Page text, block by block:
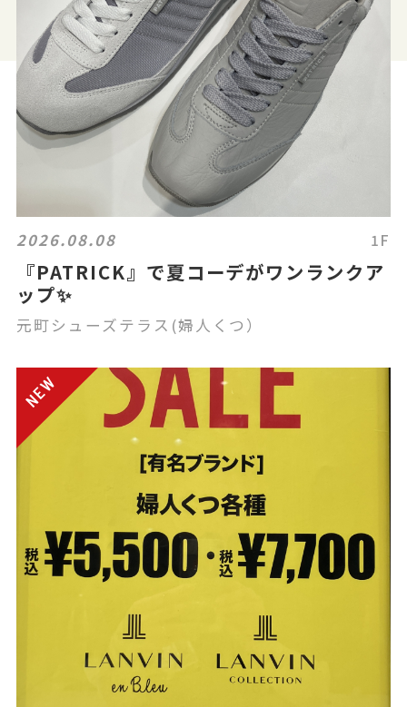
2026.08.08 1F
『PATRICK』で夏コーデがワンランクア
ップ✨
元町シューズテラス(婦人くつ）